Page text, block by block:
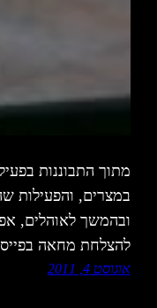
מתוך התבוננות
במצרים, והפעילות
ובהמשך לאוהלים,
להצלחת מחאה
אוגוסט 4, 2011